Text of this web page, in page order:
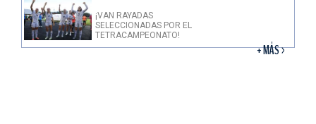
¡VAN RAYADAS
SELECCIONADAS POR EL
TETRACAMPEONATO!
+ MÁS >